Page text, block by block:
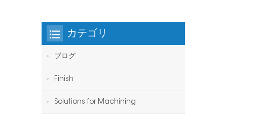
カテゴリ
ブログ
Finish
Solutions for Machining